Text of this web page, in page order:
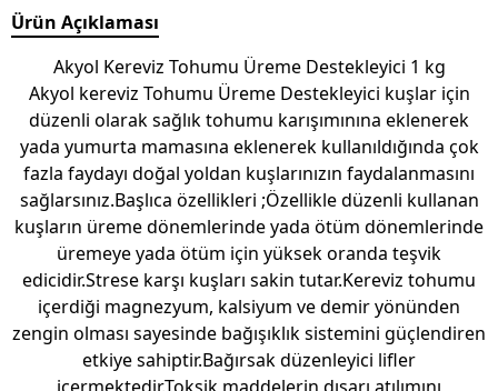
Ürün Açıklaması
Akyol Kereviz Tohumu Üreme Destekleyici 1 kg
Akyol kereviz Tohumu Üreme Destekleyici kuşlar için
düzenli olarak sağlık tohumu karışımınına eklenerek
yada yumurta mamasına eklenerek kullanıldığında çok
fazla faydayı doğal yoldan kuşlarınızın faydalanmasını
sağlarsınız.Başlıca özellikleri ;Özellikle düzenli kullanan
kuşların üreme dönemlerinde yada ötüm dönemlerinde
üremeye yada ötüm için yüksek oranda teşvik
edicidir.Strese karşı kuşları sakin tutar.Kereviz tohumu
içerdiği magnezyum, kalsiyum ve demir yönünden
zengin olması sayesinde bağışıklık sistemini güçlendiren
etkiye sahiptir.Bağırsak düzenleyici lifler